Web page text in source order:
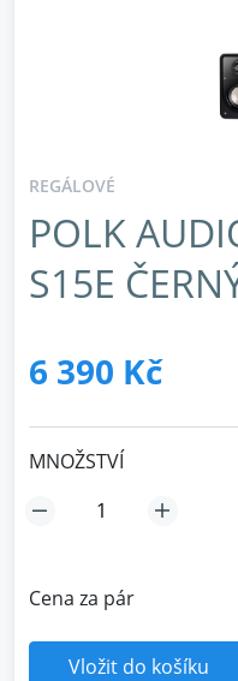
REGÁLOVÉ
POLK
S15E
6 390 Kč
MNOŽSTVÍ
Cena za pár
Vložit do košíku